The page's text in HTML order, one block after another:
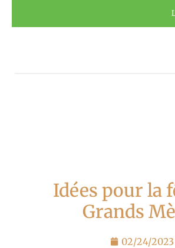
Idées pour la
Grands
02/24/2023